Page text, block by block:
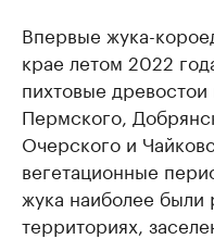
Впервые жука-
крае летом 2022
пихтовые
Пермского,
Очерского и
вегетационные
жука наиболее
территориях,